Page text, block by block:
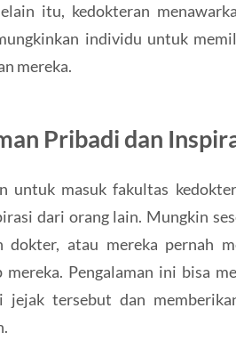
itu, kedokteran
individu untuk
mereka.
Pribadi dan
untuk masuk fakultas
dari orang lain. Mungkin
dokter, atau mereka pernah
mereka. Pengalaman ini bisa
jejak tersebut dan